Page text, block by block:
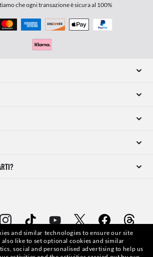
che ogni transazione è sicura al 100%
and similar technologies to ensure our site
also like to set optional cookies and similar
social and personalised advertising to help us